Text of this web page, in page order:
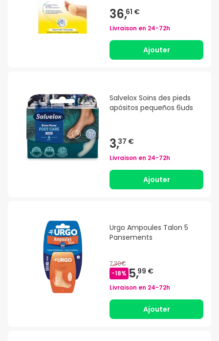
36,61 €
Livraison en 24-72h
Ajouter
Salvelox Soins des pieds
apósitos pequeños 6uds
3,37 €
Livraison en 24-72h
Ajouter
Urgo Ampoules Talon 5
Pansements
7,30€
-18% 5,99 €
Livraison en 24-72h
Ajouter